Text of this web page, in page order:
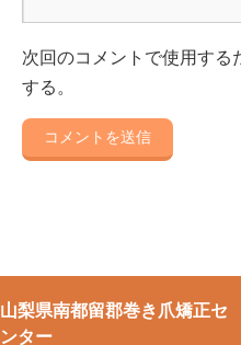
次回のコメントで使用する
する。
山梨県南都留郡巻き爪矯正セ
ンター